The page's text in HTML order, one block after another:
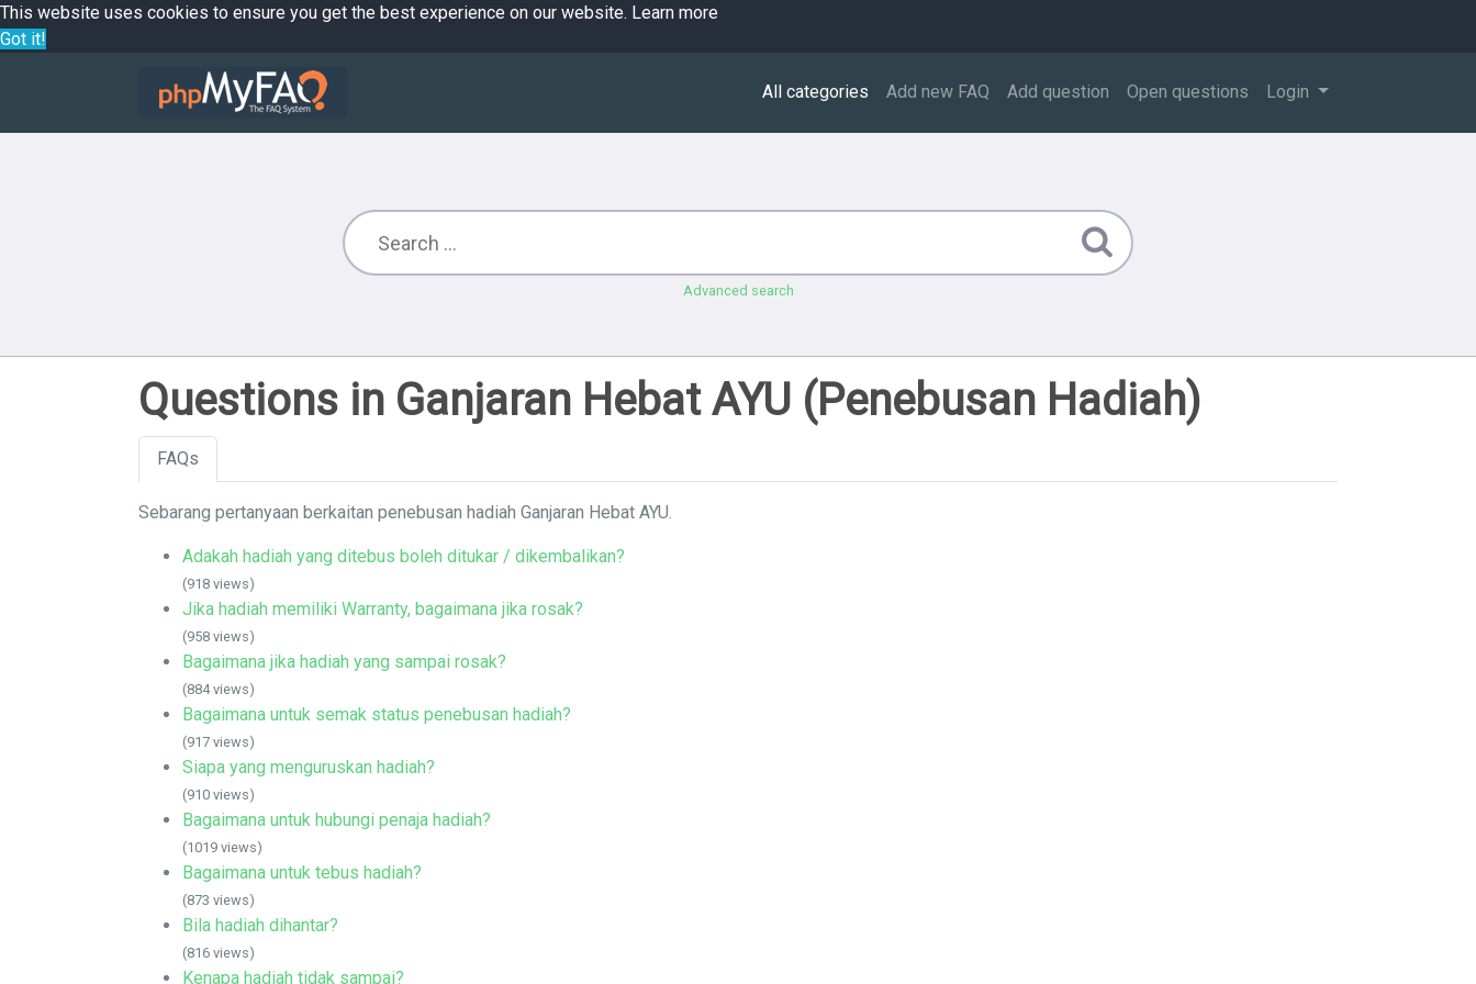
This website uses cookies to ensure you get the best experience on our website. Learn more
Got it!
All categories Add new FAQ Add question Open questions Login
Advanced search
Questions in Ganjaran Hebat AYU (Penebusan Hadiah)
FAQs
Sebarang pertanyaan berkaitan penebusan hadiah Ganjaran Hebat AYU.
Adakah hadiah yang ditebus boleh ditukar / dikembalikan?
(918 views)
Jika hadiah memiliki Warranty, bagaimana jika rosak?
(958 views)
Bagaimana jika hadiah yang sampai rosak?
(884 views)
Bagaimana untuk semak status penebusan hadiah?
(917 views)
Siapa yang menguruskan hadiah?
(910 views)
Bagaimana untuk hubungi penaja hadiah?
(1019 views)
Bagaimana untuk tebus hadiah?
(873 views)
Bila hadiah dihantar?
(816 views)
Kenapa hadiah tidak sampai?